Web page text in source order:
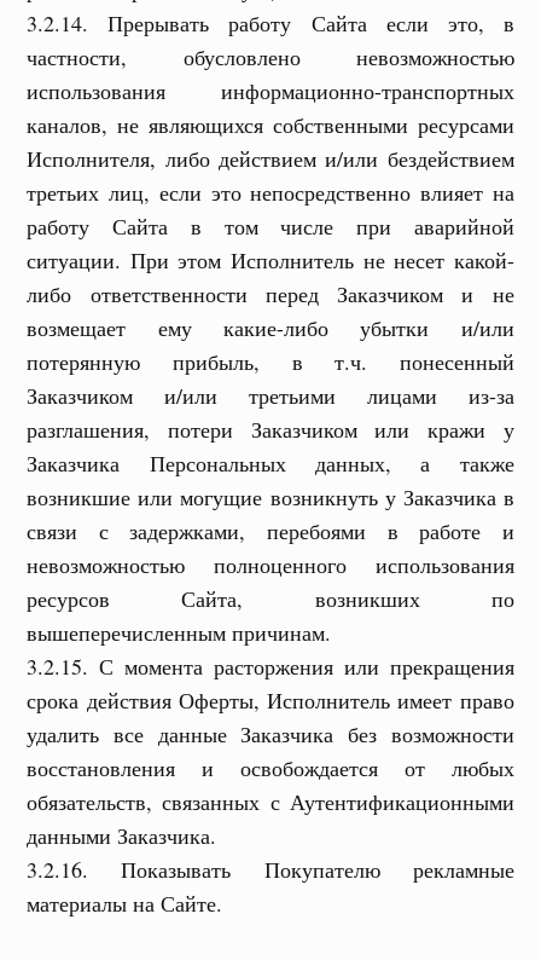
3.2.14. Прерывать работу Сайта если это, в
частности, обусловлено невозможностью
использования информационно-транспортных
каналов, не являющихся собственными ресурсами
Исполнителя, либо действием и/или бездействием
третьих лиц, если это непосредственно влияет на
работу Сайта в том числе при аварийной
ситуации. При этом Исполнитель не несет какой-
либо ответственности перед Заказчиком и не
возмещает ему какие-либо убытки и/или
потерянную прибыль, в т.ч. понесенный
Заказчиком и/или третьими лицами из-за
разглашения, потери Заказчиком или кражи у
Заказчика Персональных данных, а также
возникшие или могущие возникнуть у Заказчика в
связи с задержками, перебоями в работе и
невозможностью полноценного использования
ресурсов Сайта, возникших по
вышеперечисленным причинам.
3.2.15. С момента расторжения или прекращения
срока действия Оферты, Исполнитель имеет право
удалить все данные Заказчика без возможности
восстановления и освобождается от любых
обязательств, связанных с Аутентификационными
данными Заказчика.
3.2.16. Показывать Покупателю рекламные
материалы на Сайте.